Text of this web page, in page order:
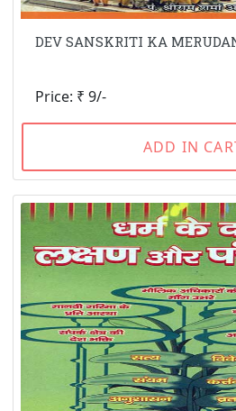
DEV SANSKRITI KA
Price: ₹ 9/-
ADD IN